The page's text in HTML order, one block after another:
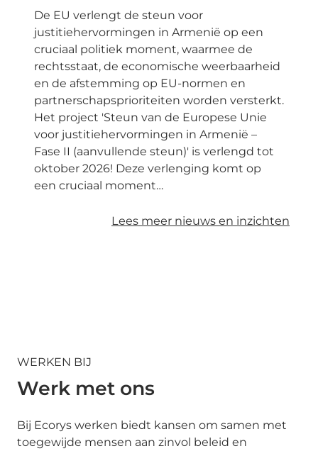
De EU verlengt de steun voor
justitiehervormingen in Armenië op een
cruciaal politiek moment, waarmee de
rechtsstaat, de economische weerbaarheid
en de afstemming op EU-normen en
partnerschapsprioriteiten worden versterkt.
Het project 'Steun van de Europese Unie
voor justitiehervormingen in Armenië –
Fase II (aanvullende steun)' is verlengd tot
oktober 2026! Deze verlenging komt op
een cruciaal moment…
Lees meer nieuws en inzichten
WERKEN BIJ
Werk met ons
Bij Ecorys werken biedt kansen om samen met
toegewijde mensen aan zinvol beleid en